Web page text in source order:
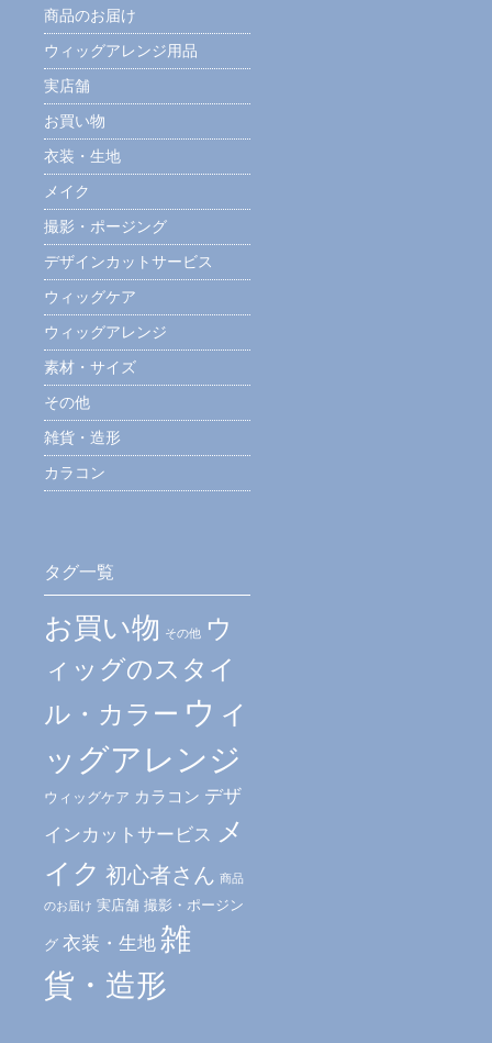
商品のお届け
ウィッグアレンジ用品
実店舗
お買い物
衣装・生地
メイク
撮影・ポージング
デザインカットサービス
ウィッグケア
ウィッグアレンジ
素材・サイズ
その他
雑貨・造形
カラコン
タグ一覧
お買い物 その他 ウ
ィッグのスタイ
ル・カラー ウィ
ッグアレンジ
ウィッグケア カラコン デザ
インカットサービス メ
イク 初心者さん 商品
のお届け 実店舗 撮影・ポージン
グ 衣装・生地 雑
貨・造形